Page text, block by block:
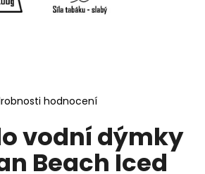
hodnocení
vodní dýmky
Beach Iced
HLEDAT